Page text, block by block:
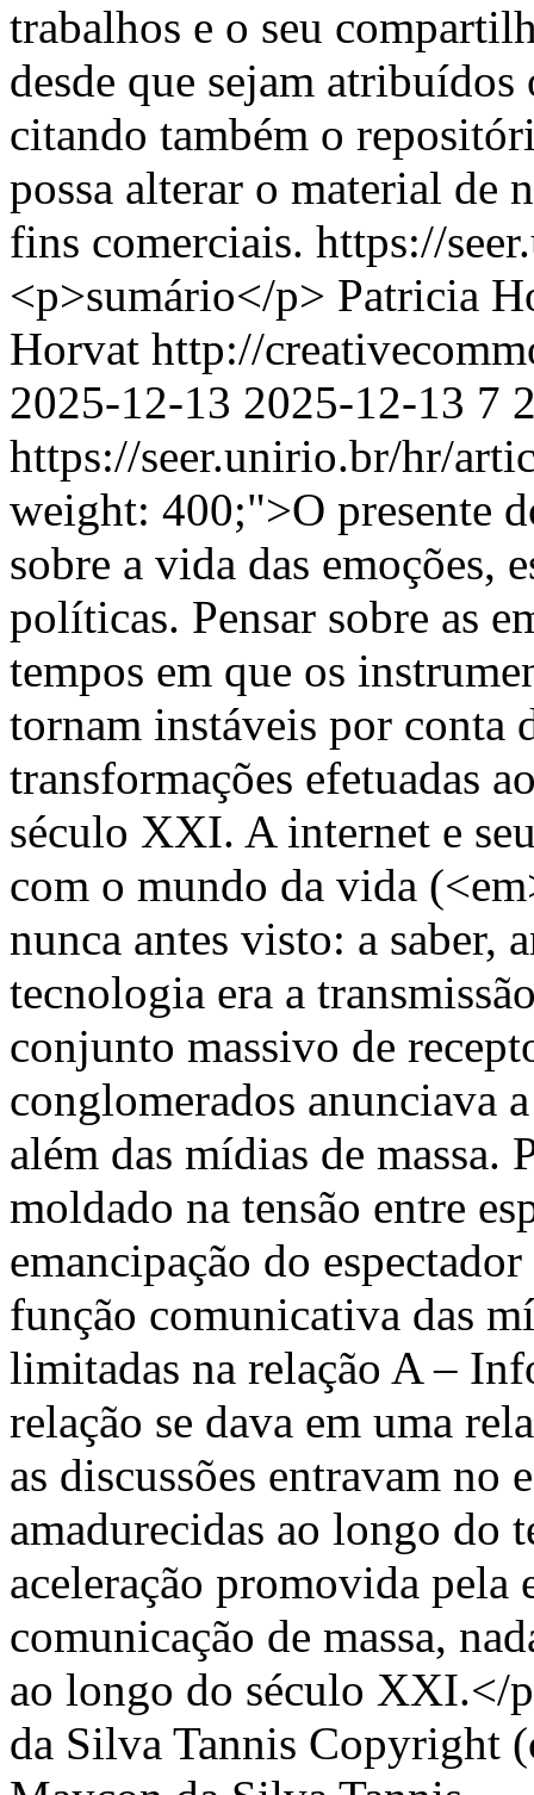
trabalhos e o seu
desde que sejam atribuídos
citando também o
possa alterar o material de
fins comerciais. https://
<p>sumário</p> Patricia
Horvat http://
2025-12-13 2025-12-13 7
https://seer.unirio.br/hr/
weight: 400;">O presente
sobre a vida das emoções,
políticas. Pensar sobre as
tempos em que os
tornam instáveis por conta
transformações efetuadas
século XXI. A internet e
com o mundo da vida
nunca antes visto: a saber,
tecnologia era a
conjunto massivo de
conglomerados anunciava
além das mídias de massa.
moldado na tensão entre
emancipação do
função comunicativa das
limitadas na relação A –
relação se dava em uma
as discussões entravam no
amadurecidas ao longo do
aceleração promovida pela
comunicação de massa,
ao longo do século XXI.</
da Silva Tannis Copyright